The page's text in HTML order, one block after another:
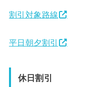
割引対象路線
平日朝夕割引
休日割引